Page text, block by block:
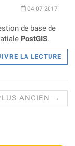
04-07-2017
de base de
PostGIS.
LA LECTURE
ANCIEN →